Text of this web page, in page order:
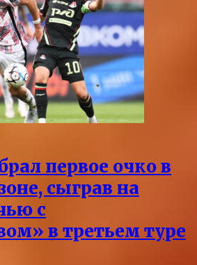
первое очко в
сыграв на
с
в третьем туре